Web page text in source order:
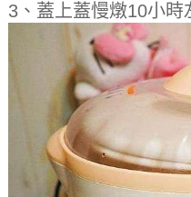
3、蓋上蓋慢燉10小時